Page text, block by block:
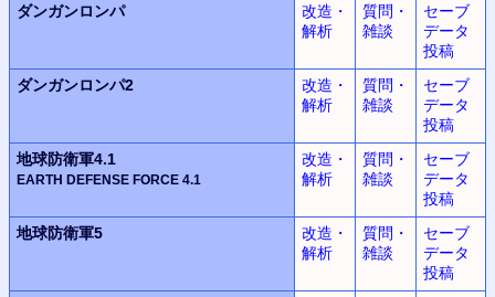
ダンガンロンパ
改造・
解析
質問・
雑談
セーブ
データ
投稿
ダンガンロンパ2
改造・
解析
質問・
雑談
セーブ
データ
投稿
地球防衛軍4.1
EARTH DEFENSE FORCE 4.1
改造・
解析
質問・
雑談
セーブ
データ
投稿
地球防衛軍5
改造・
解析
質問・
雑談
セーブ
データ
投稿